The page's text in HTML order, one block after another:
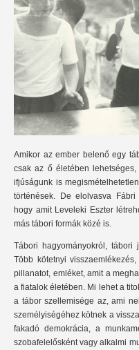
Amikor az ember belenő egy
csak az ő életében
ifjúságunk is
történések. De elolvasva
hogy amit Leveleki Eszter
más tábori formák közé is.
Tábori hagyományokról, tábori
Több kötetnyi
pillanatot, emléket, amit a
a fiatalok életében. Mi lehet a
a tábor szellemisége az, ami
személyiségéhez kötnek a
fakadó demokrácia, a
szobafelelősként vagy alkalmi